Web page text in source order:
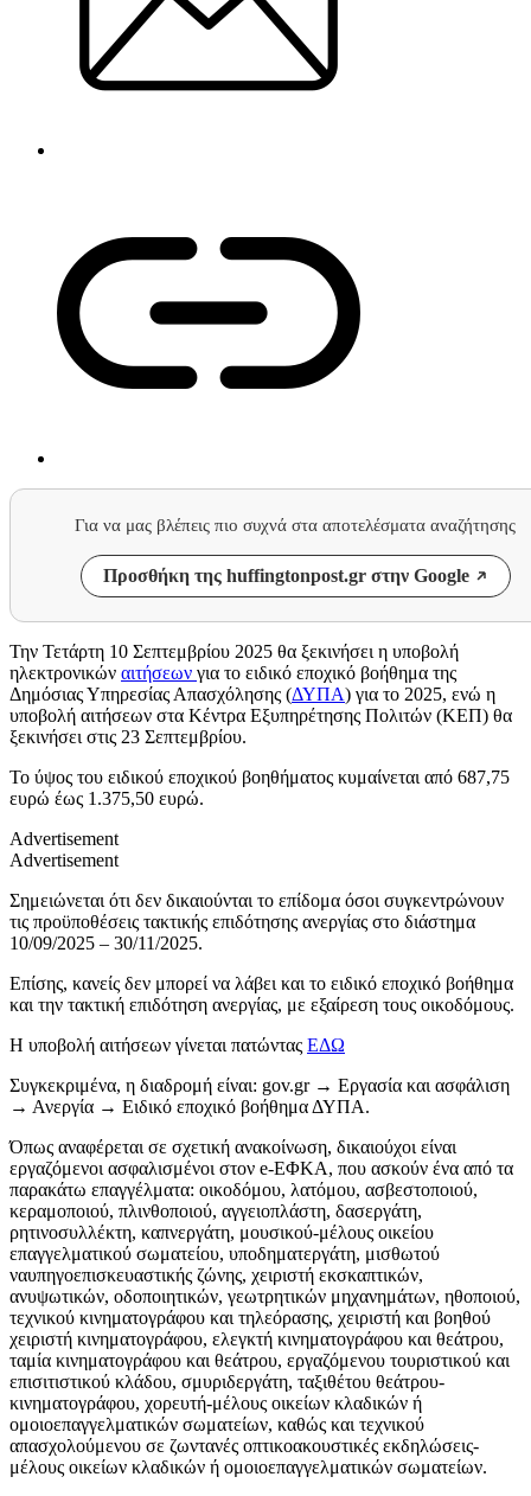
Για να μας βλέπεις πιο συχνά στα αποτελέσματα αναζήτησης
Προσθήκη της huffingtonpost.gr στην Google
Την Τετάρτη 10 Σεπτεμβρίου 2025 θα ξεκινήσει η υποβολή
ηλεκτρονικών αιτήσεων για το ειδικό εποχικό βοήθημα της
Δημόσιας Υπηρεσίας Απασχόλησης (ΔΥΠΑ) για το 2025, ενώ η
υποβολή αιτήσεων στα Κέντρα Εξυπηρέτησης Πολιτών (ΚΕΠ) θα
ξεκινήσει στις 23 Σεπτεμβρίου.
Το ύψος του ειδικού εποχικού βοηθήματος κυμαίνεται από 687,75
ευρώ έως 1.375,50 ευρώ.
Advertisement
Advertisement
Σημειώνεται ότι δεν δικαιούνται το επίδομα όσοι συγκεντρώνουν
τις προϋποθέσεις τακτικής επιδότησης ανεργίας στο διάστημα
10/09/2025 – 30/11/2025.
Επίσης, κανείς δεν μπορεί να λάβει και το ειδικό εποχικό βοήθημα
και την τακτική επιδότηση ανεργίας, με εξαίρεση τους οικοδόμους.
Η υποβολή αιτήσεων γίνεται πατώντας ΕΔΩ
Συγκεκριμένα, η διαδρομή είναι: gov.gr → Εργασία και ασφάλιση
→ Ανεργία → Ειδικό εποχικό βοήθημα ΔΥΠΑ.
Όπως αναφέρεται σε σχετική ανακοίνωση, δικαιούχοι είναι
εργαζόμενοι ασφαλισμένοι στον e-ΕΦΚΑ, που ασκούν ένα από τα
παρακάτω επαγγέλματα: οικοδόμου, λατόμου, ασβεστοποιού,
κεραμοποιού, πλινθοποιού, αγγειοπλάστη, δασεργάτη,
ρητινοσυλλέκτη, καπνεργάτη, μουσικού-μέλους οικείου
επαγγελματικού σωματείου, υποδηματεργάτη, μισθωτού
ναυπηγοεπισκευαστικής ζώνης, χειριστή εκσκαπτικών,
ανυψωτικών, οδοποιητικών, γεωτρητικών μηχανημάτων, ηθοποιού,
τεχνικού κινηματογράφου και τηλεόρασης, χειριστή και βοηθού
χειριστή κινηματογράφου, ελεγκτή κινηματογράφου και θεάτρου,
ταμία κινηματογράφου και θεάτρου, εργαζόμενου τουριστικού και
επισιτιστικού κλάδου, σμυριδεργάτη, ταξιθέτου θεάτρου-
κινηματογράφου, χορευτή-μέλους οικείων κλαδικών ή
ομοιοεπαγγελματικών σωματείων, καθώς και τεχνικού
απασχολούμενου σε ζωντανές οπτικοακουστικές εκδηλώσεις-
μέλους οικείων κλαδικών ή ομοιοεπαγγελματικών σωματείων.